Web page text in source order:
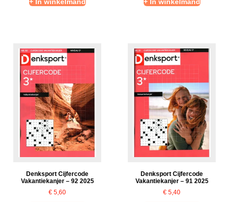
Denksport Cijfercode
Vakantiekanjer – 92 2025
€ 5,60
Denksport Cijfercode
Vakantiekanjer – 91 2025
€ 5,40